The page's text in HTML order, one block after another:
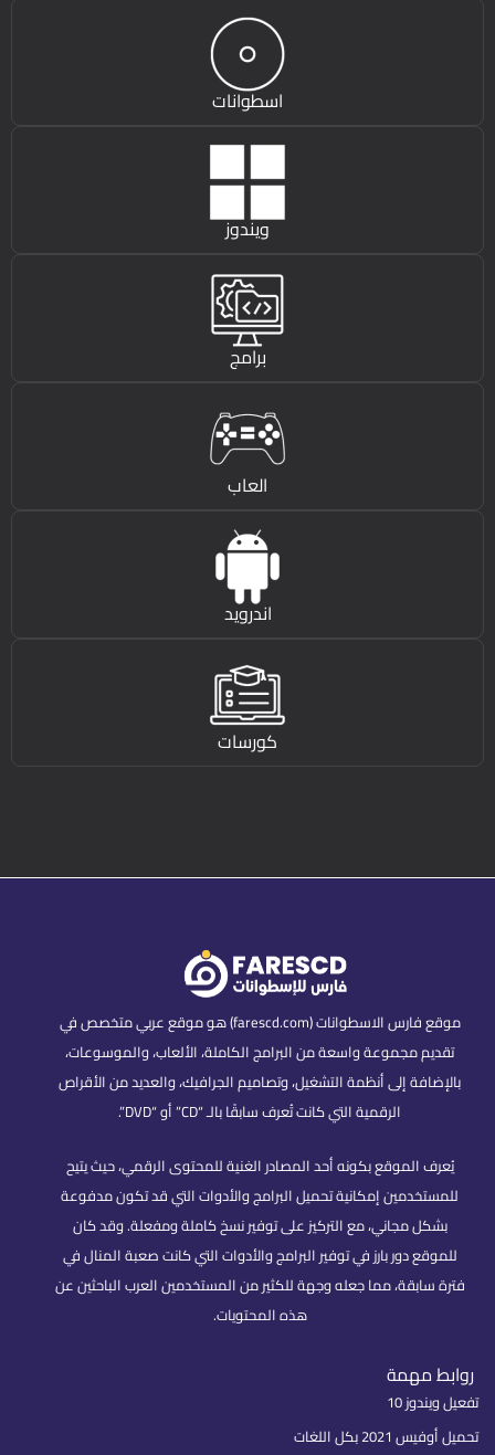
اسطوانات
ويندوز
اندرويد
كورسات
موقع فارس الاسطوانات (farescd.com) هو موقع عربي متخصص في
مجموعة واسعة من البرامج الكاملة، الألعاب، والموسوعات،
إلى أنظمة التشغيل، وتصاميم الجرافيك، والعديد من الأقراص
الرقمية التي كانت تُعرف سابقًا بالـ “CD” أو “DVD”.
الموقع بكونه أحد المصادر الغنية للمحتوى الرقمي، حيث يتيح
إمكانية تحميل البرامج والأدوات التي قد تكون مدفوعة
بشكل مجاني، مع التركيز على توفير نسخ كاملة ومفعلة. وقد كان
دور بارز في توفير البرامج والأدوات التي كانت صعبة المنال في
سابقة، مما جعله وجهة للكثير من المستخدمين العرب الباحثين عن
هذه المحتويات.
مهمة
10
2021 بكل اللغات